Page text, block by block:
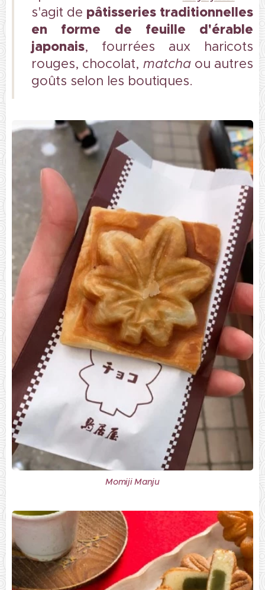
s'agit de pâtisseries traditionnelles
en forme de feuille d'érable
japonais, fourrées aux haricots
rouges, chocolat, matchaou autres
goûts selon les boutiques.
Momiji Manju